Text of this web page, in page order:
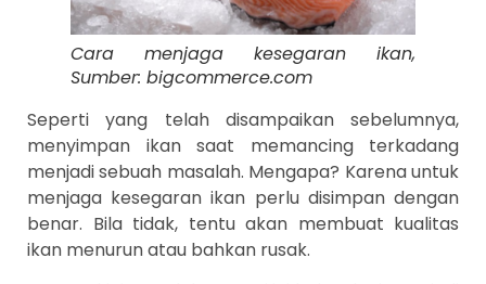
Cara menjaga kesegaran ikan,
Sumber: bigcommerce.com
Seperti yang telah disampaikan sebelumnya,
menyimpan ikan saat memancing terkadang
menjadi sebuah masalah. Mengapa? Karena untuk
menjaga kesegaran ikan perlu disimpan dengan
benar. Bila tidak, tentu akan membuat kualitas
ikan menurun atau bahkan rusak.